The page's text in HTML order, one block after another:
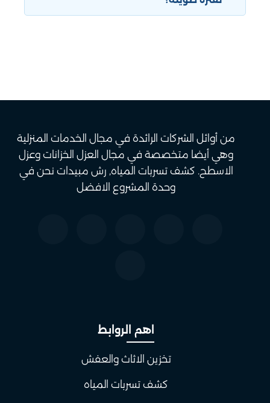
عفن. يمكن أيضًا استخدام أدوات كشف تسربات
من أوائل الشركات الرائدة في مجال الخدمات المنزلية
وهي أيضا متخصصة في مجال العزل الخزانات وعزل
الاسطح. كشف تسربات المياه, رش مبيدات نحن في
وحدة المشروع الافضل
اهم الروابط
تخزين الاثاث والعفش
كشف تسربات المياه